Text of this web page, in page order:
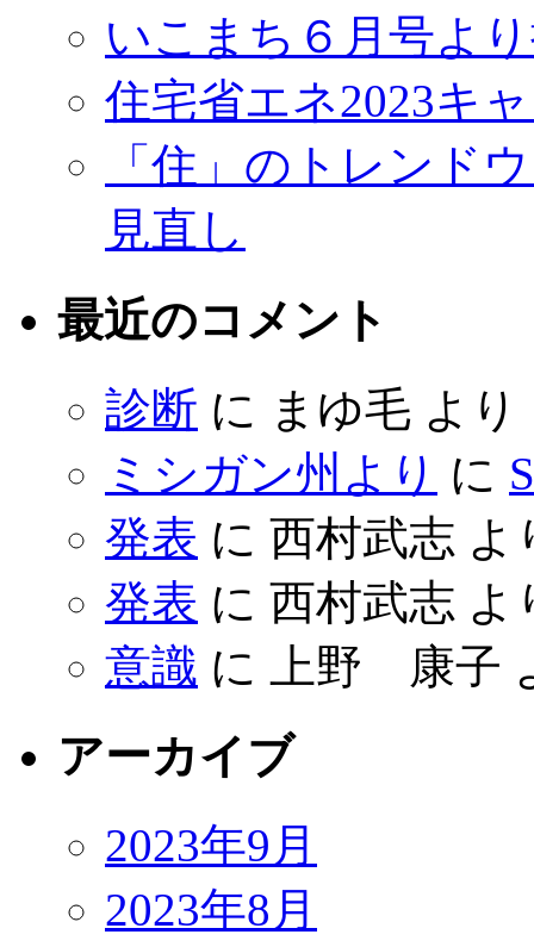
いこまち６月号よ
住宅省エネ2023キ
「住」のトレンド
見直し
最近のコメント
診断 に まゆ毛 より
ミシガン州より に
発表 に 西村武志 よ
発表 に 西村武志 よ
意識 に 上野 康子
アーカイブ
2023年9月
2023年8月